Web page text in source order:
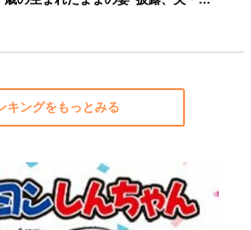
キングをもっとみる